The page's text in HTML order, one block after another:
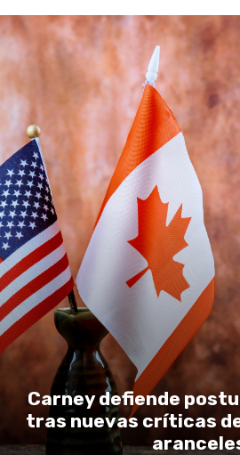
Carney defiende
tras nuevas críticas